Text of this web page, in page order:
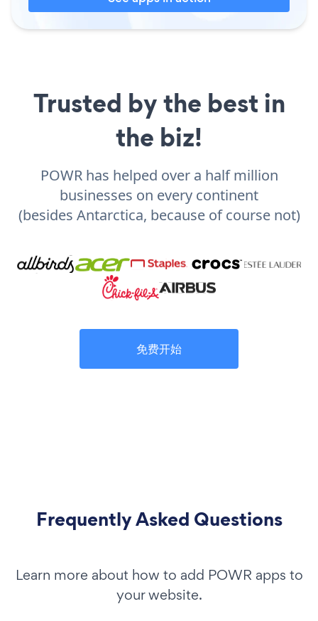
Trusted by the best in
the biz!
POWR has helped over a half million
businesses on every continent
(besides Antarctica, because of course not)
免费开始
Frequently Asked Questions
Learn more about how to add POWR apps to
your website.